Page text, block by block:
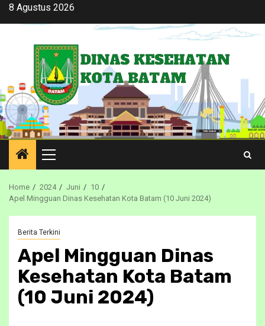
Skip8 Agustus 2026
Primary
Menu
Home 2024 Juni
10
Apel Mingguan Dinas Kesehatan Kota Batam (10 Juni 2024)
Berita Terkini
Apel Mingguan Dinas
Kesehatan Kota Batam
(10 Juni 2024)